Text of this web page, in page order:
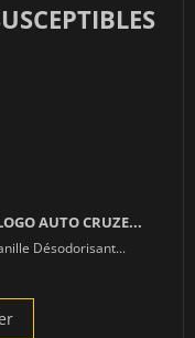
AUTO CRUZE...
Désodorisant...